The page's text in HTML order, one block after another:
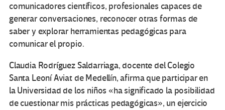
comunicadores científicos, profesionales capaces de
generar conversaciones, reconocer otras formas de
saber y explorar herramientas pedagógicas para
comunicar el propio.
Claudia Rodríguez Saldarriaga, docente del Colegio
Santa Leoní Aviat de Medellín, afirma que participar en
la Universidad de los niños «ha significado la posibilidad
de cuestionar mis prácticas pedagógicas», un ejercicio